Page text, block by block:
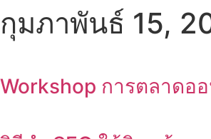
กุมภาพันธ์ 15,
Workshop การตลาดอ